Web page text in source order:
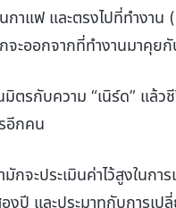
กาแฟ และตรงไปที่ทำงาน (
ะออกจากที่ทำงานมาคุย
มิตรกับความ “เนิร์ด” แล้ว
อีกคน
มักจะประเมินค่าไว้สูงในกา
งปี และประมาทกับการเป